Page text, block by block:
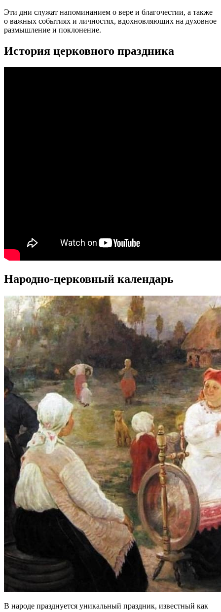
Эти дни служат напоминанием о вере и благочестии, а также
о важных событиях и личностях, вдохновляющих на духовное
размышление и поклонение.
История церковного праздника
Народно-церковный календарь
В народе празднуется уникальный праздник, известный как